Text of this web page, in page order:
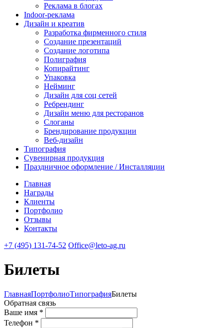
Реклама в блогах
Indoor-реклама
Дизайн и креатив
Разработка фирменного стиля
Создание презентаций
Создание логотипа
Полиграфия
Копирайтинг
Упаковка
Нейминг
Дизайн для соц сетей
Ребрендинг
Дизайн меню для ресторанов
Слоганы
Брендирование продукции
Веб-дизайн
Типография
Сувенирная продукция
Праздничное оформление / Инсталляции
Главная
Награды
Клиенты
Портфолио
Отзывы
Контакты
+7 (495) 131-74-52 Office@leto-ag.ru
Билеты
ГлавнаяПортфолиоТипографияБилеты
Обратная связь
Ваше имя *
Телефон *